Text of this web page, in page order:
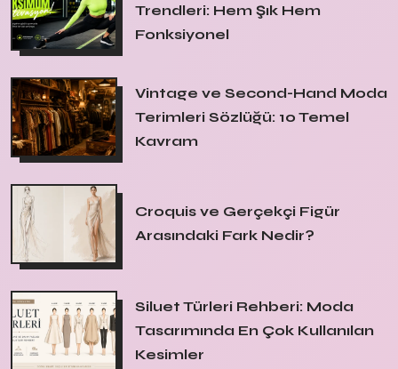
Trendleri: Hem Şık Hem
Fonksiyonel
Vintage ve Second-Hand Moda
Terimleri Sözlüğü: 10 Temel
Kavram
Croquis ve Gerçekçi Figür
Arasındaki Fark Nedir?
Siluet Türleri Rehberi: Moda
Tasarımında En Çok Kullanılan
Kesimler